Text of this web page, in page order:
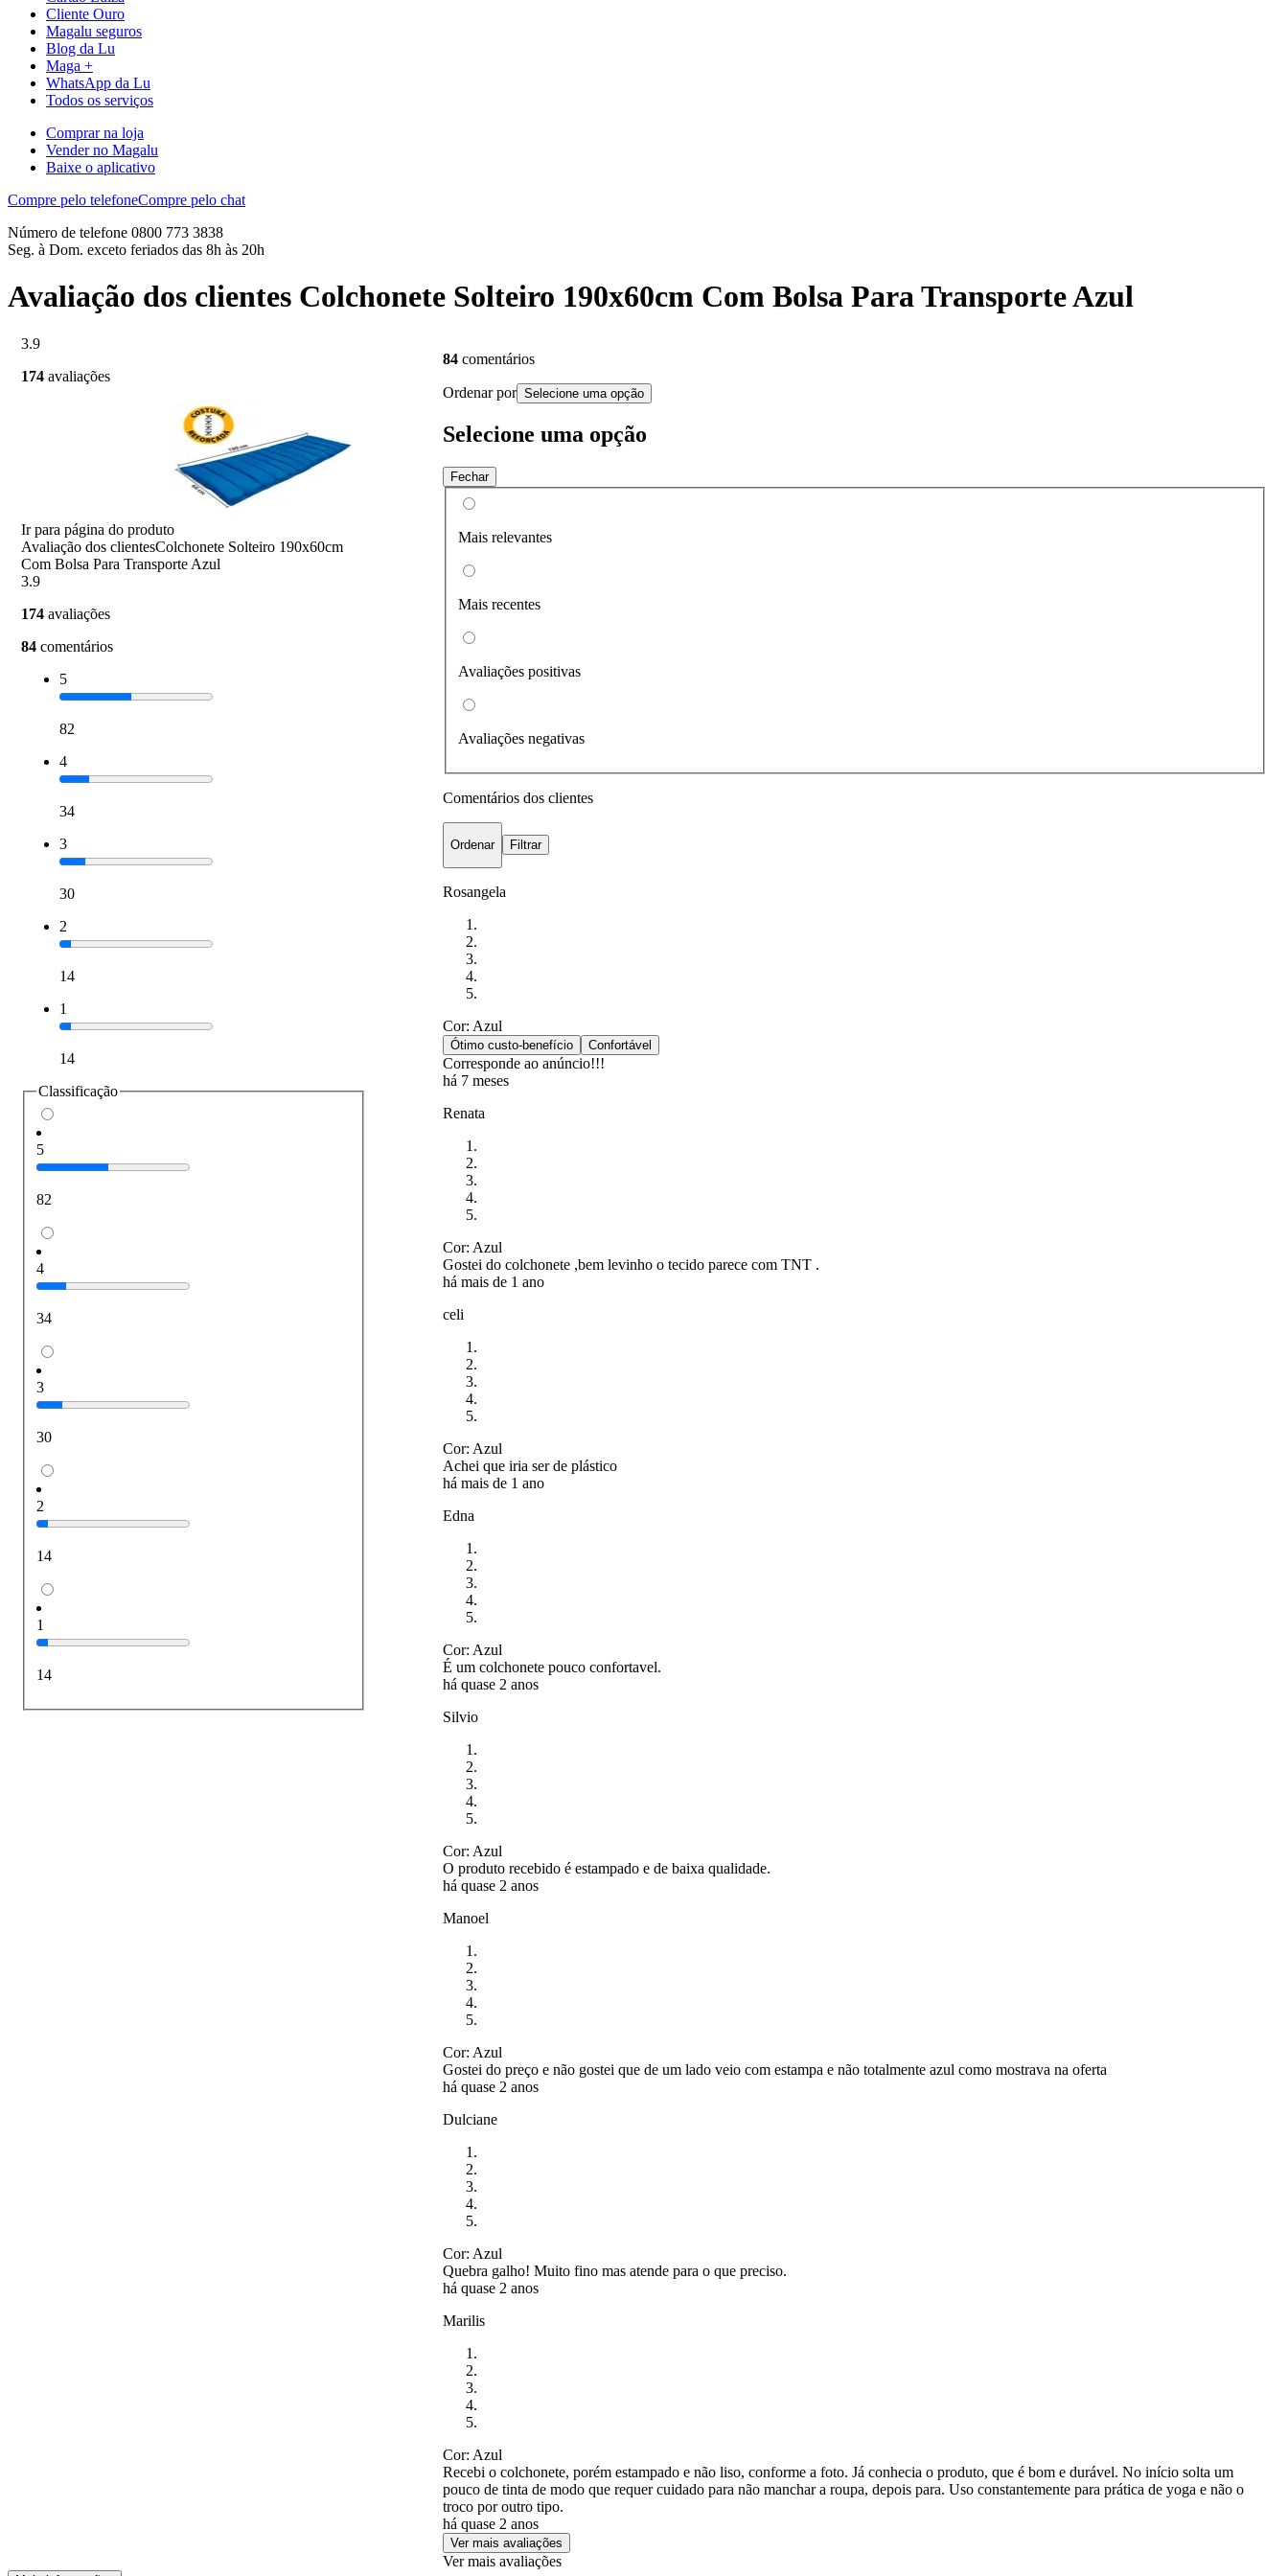
Cliente Ouro
Magalu seguros
Blog da Lu
Maga +
WhatsApp da Lu
Todos os serviços
Comprar na loja
Vender no Magalu
Baixe o aplicativo
Compre pelo telefoneCompre pelo chat
Número de telefone 0800 773 3838
Seg. à Dom. exceto feriados das 8h às 20h
Avaliação dos clientes Colchonete Solteiro 190x60cm Com Bolsa Para Transporte Azul
3.9
174 avaliações
Ir para página do produto
Avaliação dos clientesColchonete Solteiro 190x60cm
Com Bolsa Para Transporte Azul
3.9
174 avaliações
84 comentários
5
82
4
34
3
30
2
14
1
14
Classificação
5
82
4
34
3
30
2
14
1
14
84 comentários
Ordenar por Selecione uma opção
Selecione uma opção
Fechar
Mais relevantes
Mais recentes
Avaliações positivas
Avaliações negativas
Comentários dos clientes
Ordenar Filtrar
Rosangela
Cor: Azul
Ótimo custo-benefício Confortável
Corresponde ao anúncio!!!
há 7 meses
Renata
Cor: Azul
Gostei do colchonete ,bem levinho o tecido parece com TNT .
há mais de 1 ano
celi
Cor: Azul
Achei que iria ser de plástico
há mais de 1 ano
Edna
Cor: Azul
É um colchonete pouco confortavel.
há quase 2 anos
Silvio
Cor: Azul
O produto recebido é estampado e de baixa qualidade.
há quase 2 anos
Manoel
Cor: Azul
Gostei do preço e não gostei que de um lado veio com estampa e não totalmente azul como mostrava na oferta
há quase 2 anos
Dulciane
Cor: Azul
Quebra galho! Muito fino mas atende para o que preciso.
há quase 2 anos
Marilis
Cor: Azul
Recebi o colchonete, porém estampado e não liso, conforme a foto. Já conhecia o produto, que é bom e durável. No início solta um
pouco de tinta de modo que requer cuidado para não manchar a roupa, depois para. Uso constantemente para prática de yoga e não o
troco por outro tipo.
há quase 2 anos
Ver mais avaliações
Ver mais avaliações